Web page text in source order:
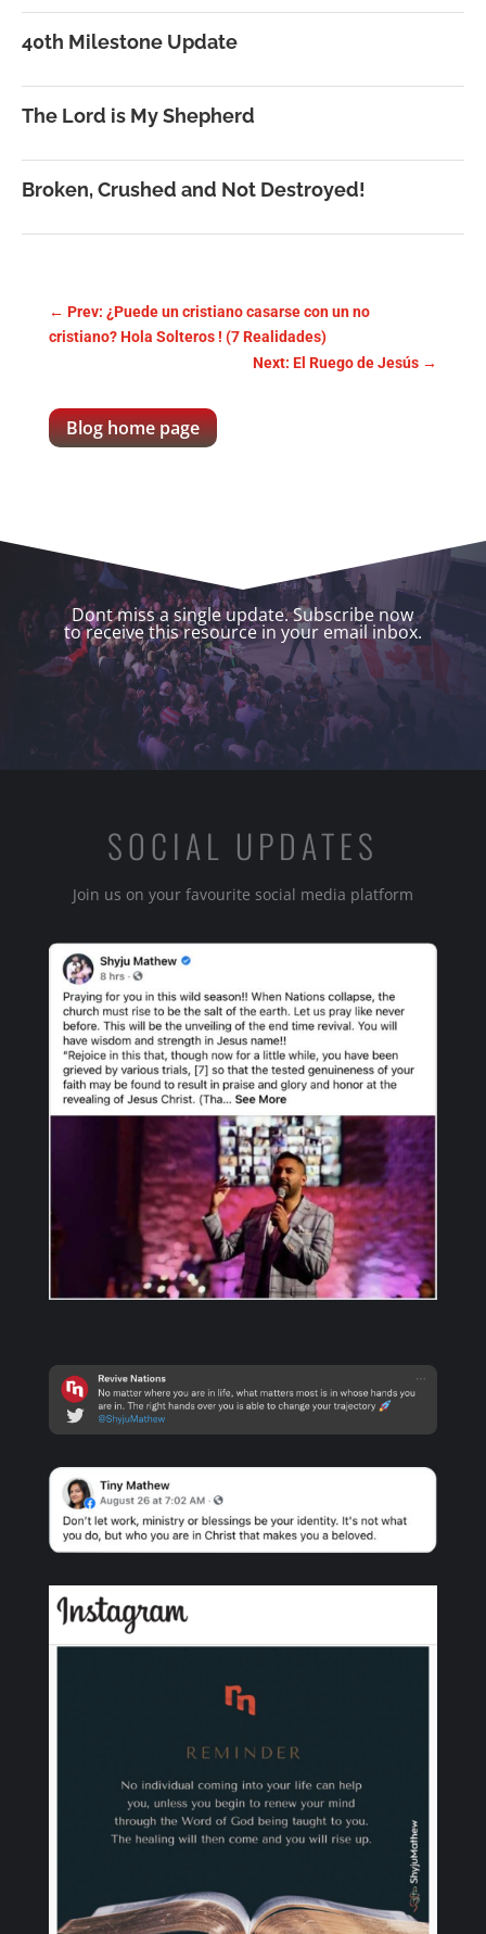
40th Milestone Update
The Lord is My Shepherd
Broken, Crushed and Not Destroyed!
← Prev: ¿Puede un cristiano casarse con un no
cristiano? Hola Solteros ! (7 Realidades)
Next: El Ruego de Jesús →
Blog home page
Dont miss a single update. Subscribe now
to receive this resource in your email inbox.
SOCIAL UPDATES
Join us on your favourite social media platform